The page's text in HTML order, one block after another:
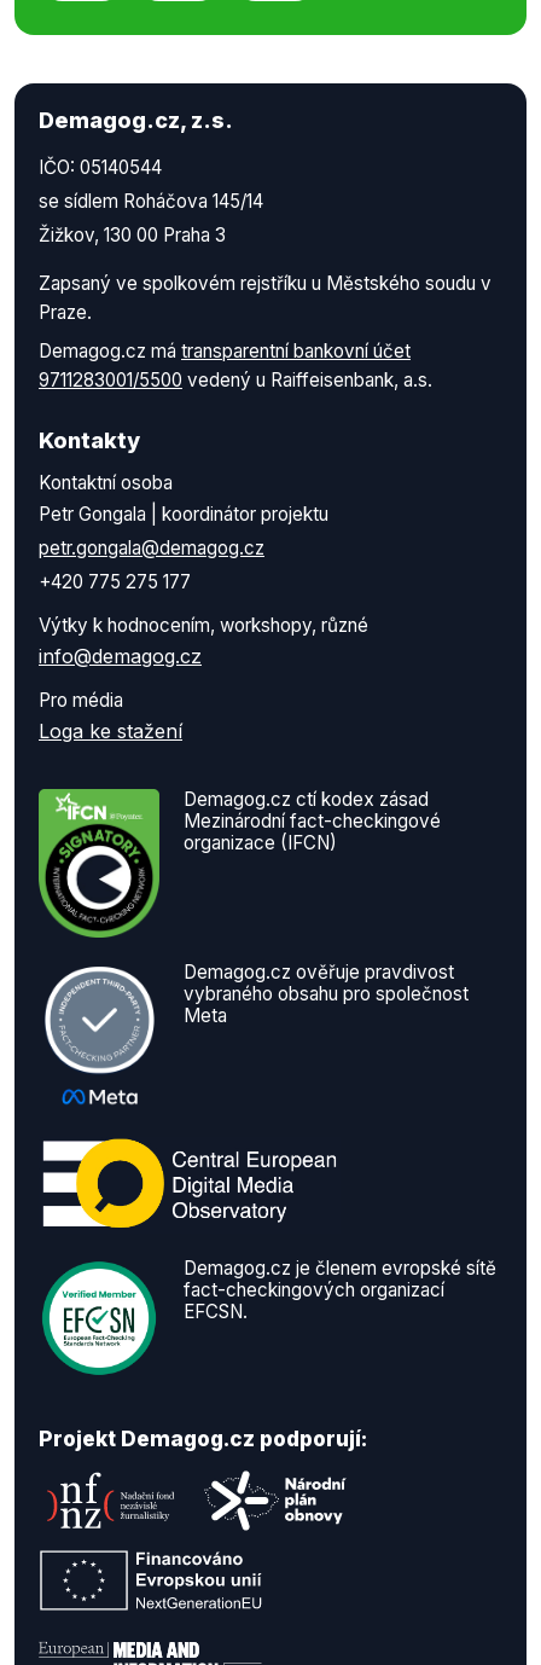
Demagog.cz, z.s.
IČO: 05140544
se sídlem Roháčova 145/14
Žižkov, 130 00 Praha 3
Zapsaný ve spolkovém rejstříku u Městského soudu v
Praze.
Demagog.cz má transparentní bankovní účet
9711283001/5500 vedený u Raiffeisenbank, a.s.
Kontakty
Kontaktní osoba
Petr Gongala | koordinátor projektu
petr.gongala@demagog.cz
+420 775 275 177
Výtky k hodnocením, workshopy, různé
info@demagog.cz
Pro média
Loga ke stažení
Demagog.cz ctí kodex zásad
Mezinárodní fact-checkingové
organizace (IFCN)
Demagog.cz ověřuje pravdivost
vybraného obsahu pro společnost
Meta
Demagog.cz je členem evropské sítě
fact-checkingových organizací
EFCSN.
Projekt Demagog.cz podporují: